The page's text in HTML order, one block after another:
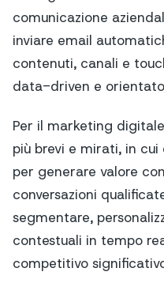
comunicazione
inviare email
contenuti, canali e
data-driven e
Per il marketing
più brevi e mirati, in
per generare valore
conversazioni
segmentare,
contestuali in tempo
competitivo